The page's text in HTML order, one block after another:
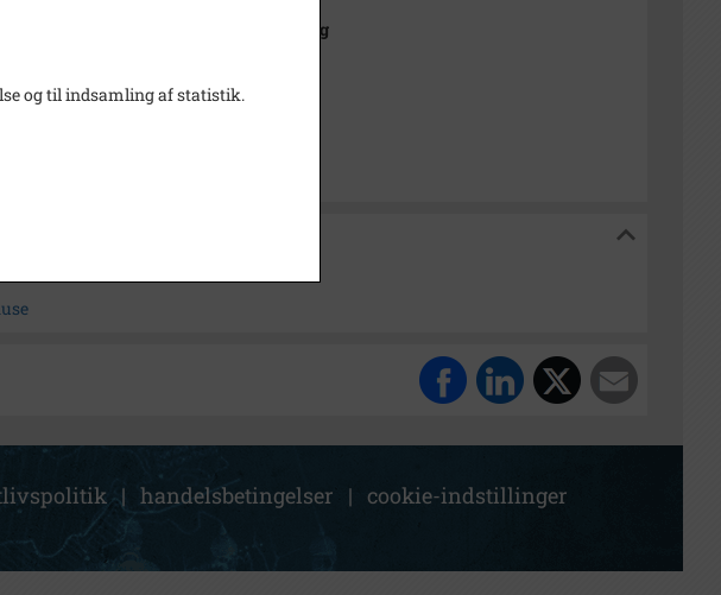
Arkivets affotografering
Historisk Arkiv Dragør
| handelsbetingelser | cookie-indstillinger
og til indsamling af statistik.